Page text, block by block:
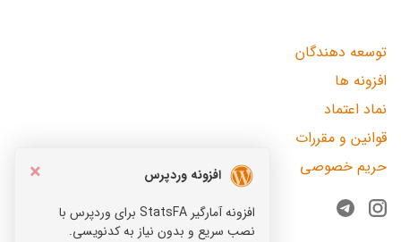
×
افزونه وردپرس
افزونه آمارگیر StatsFA برای وردپرس با
نصب سریع و بدون نیاز به کدنویسی.
توسعه دهندگان
افزونه ها
نماد اعتماد
قوانین و مقررات
حریم خصوصی
Instagram
Telegram